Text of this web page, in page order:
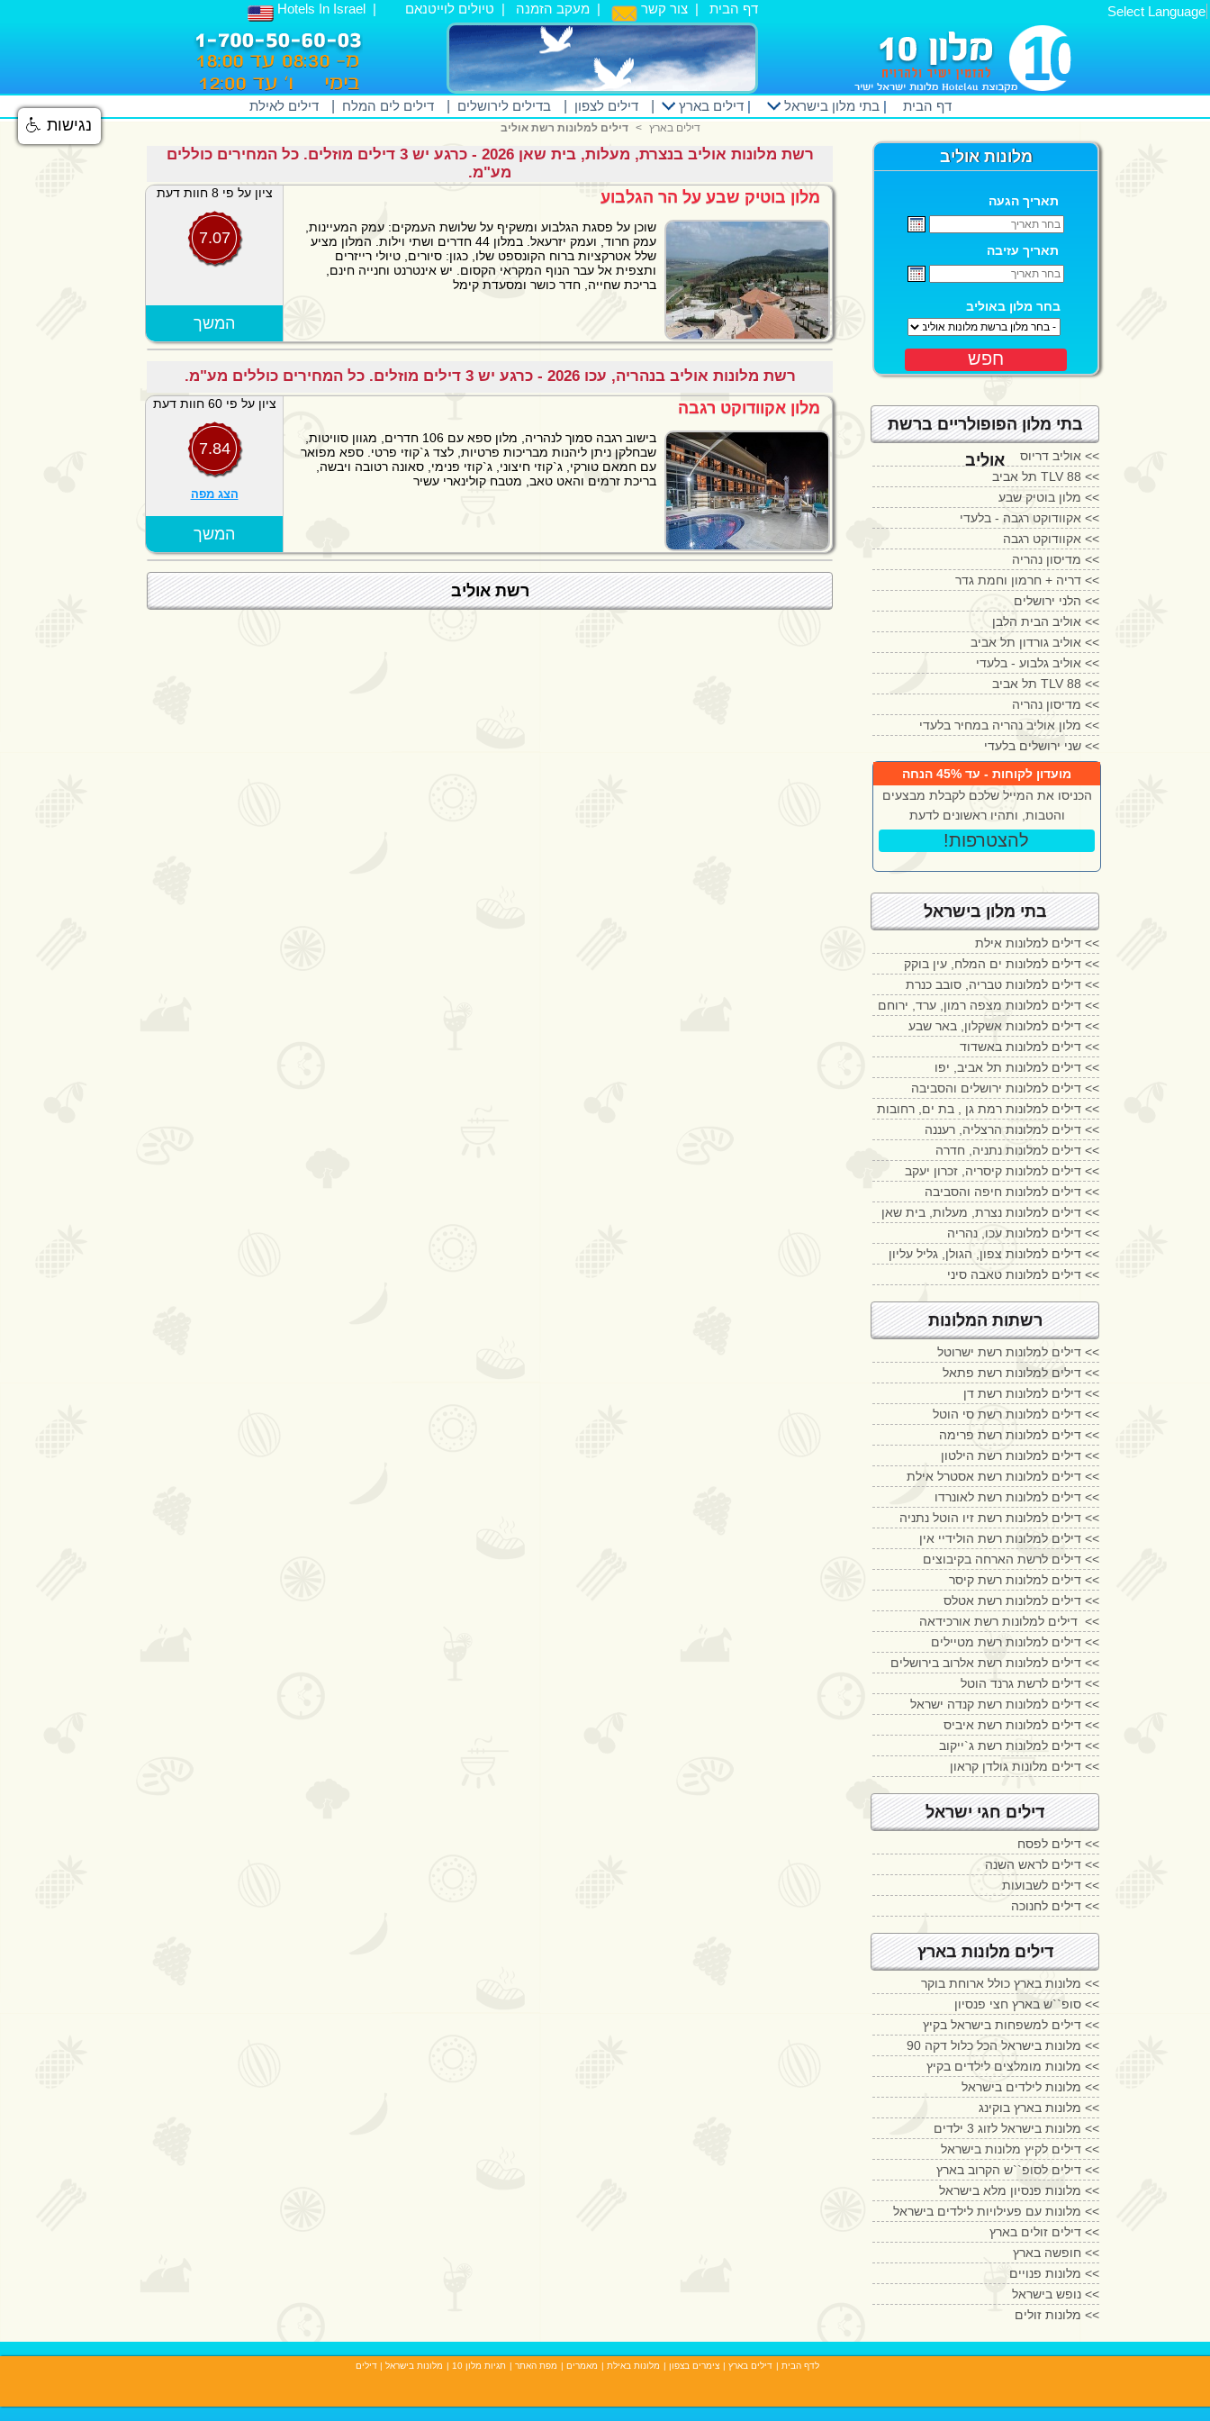
Hotels In Israel | טיולים לוייטנאם | מעקב הזמנה | צור קשר | דף הבית Select Language
דילים לאילת דילים לים המלח בדילים לירושלים דילים לצפון דילים בארץ | בתי מלון בישראל | דף הבית
דילים למלונות רשת אוליב < דילים בארץ
רשת מלונות אוליב בנצרת, מעלות, בית שאן 2026 - כרגע יש 3 דילים מוזלים. כל המחירים כוללים
מע"מ.
ציון על פי 8 חוות דעת
7.07
המשך
מלון בוטיק שבע על הר הגלבוע
שוכן על פסגת הגלבוע ומשקיף על שלושת העמקים: עמק המעיינות,
עמק חרוד, ועמק יזרעאל. במלון 44 חדרים ושתי וילות. המלון מציע
שלל אטרקציות ברוח הקונספט שלו, כגון: סיורים, טיולי רייזרים
ותצפית אל עבר הנוף המקראי הקסום. יש אינטרנט וחנייה חינם,
בריכת שחייה, חדר כושר ומסעדת קימל
רשת מלונות אוליב בנהריה, עכו 2026 - כרגע יש 3 דילים מוזלים. כל המחירים כוללים מע"מ.
ציון על פי 60 חוות דעת
7.84
הצג מפה
המשך
מלון אקוודוקט רגבה
בישוב רגבה סמוך לנהריה, מלון ספא עם 106 חדרים, מגוון סוויטות,
שבחלקן ניתן ליהנות מבריכות פרטיות, לצד ג`קוזי פרטי. ספא מפואר
עם חמאם טורקי, ג`קוזי חיצוני, ג`קוזי פנימי, סאונה רטובה ויבשה,
בריכת זרמים והאט טאב, מטבח קולינארי עשיר
רשת אוליב
מלונות אוליב
תאריך הגעה
תאריך עזיבה
בחר מלון באוליב
חפש
בתי מלון הפופולריים ברשת
אוליב
אוליב דריוס <<
TLV 88 תל אביב <<
מלון בוטיק שבע <<
אקוודוקט רגבה - בלעדי <<
אקוודוקט רגבה <<
מדיסון נהריה <<
דריה + חרמון וחמת גדר <<
הלני ירושלים <<
אוליב הבית הלבן <<
אוליב גורדון תל אביב <<
אוליב גלבוע - בלעדי <<
TLV 88 תל אביב <<
מדיסון נהריה <<
מלון אוליב נהריה במחיר בלעדי <<
שני ירושלים בלעדי <<
מועדון לקוחות - עד 45% הנחה
הכניסו את המייל שלכם לקבלת מבצעים
והטבות, ותהיו ראשונים לדעת
!להצטרפות
בתי מלון בישראל
דילים למלונות אילת <<
דילים למלונות ים המלח, עין בוקק <<
דילים למלונות טבריה, סובב כנרת <<
דילים למלונות מצפה רמון, ערד, ירוחם <<
דילים למלונות אשקלון, באר שבע <<
דילים למלונות באשדוד <<
דילים למלונות תל אביב, יפו <<
דילים למלונות ירושלים והסביבה <<
דילים למלונות רמת גן , בת ים, רחובות <<
דילים למלונות הרצליה, רעננה <<
דילים למלונות נתניה, חדרה <<
דילים למלונות קיסריה, זכרון יעקב <<
דילים למלונות חיפה והסביבה <<
דילים למלונות נצרת, מעלות, בית שאן <<
דילים למלונות עכו, נהריה <<
דילים למלונות צפון, הגולן, גליל עליון <<
דילים למלונות טאבה סיני <<
רשתות המלונות
דילים למלונות רשת ישרוטל <<
דילים למלונות רשת פתאל <<
דילים למלונות רשת דן <<
דילים למלונות רשת סי הוטל <<
דילים למלונות רשת פרימה <<
דילים למלונות רשת הילטון <<
דילים למלונות רשת אסטרל אילת <<
דילים למלונות רשת לאונרדו <<
דילים למלונות רשת זיו הוטל נתניה <<
דילים למלונות רשת הולידיי אין <<
דילים לרשת הארחה בקיבוצים <<
דילים למלונות רשת קיסר <<
דילים למלונות רשת אטלס <<
דילים למלונות רשת אורכידאה <<
דילים למלונות רשת מטיילים <<
דילים למלונות רשת אלרוב בירושלים <<
דילים לרשת גרנד הוטל <<
דילים למלונות רשת קנדה ישראל <<
דילים למלונות רשת איביס <<
דילים למלונות רשת ג`ייקוב <<
דילים מלונות גולדן קראון <<
דילים חגי ישראל
דילים לפסח <<
דילים לראש השנה <<
דילים לשבועות <<
דילים לחנוכה <<
דילים מלונות בארץ
מלונות בארץ כולל ארוחת בוקר <<
סופ``ש בארץ חצי פנסיון <<
דילים למשפחות בישראל בקיץ <<
מלונות בישראל הכל כלול דקה 90 <<
מלונות מומלצים לילדים בקיץ <<
מלונות לילדים בישראל <<
מלונות בארץ בוקינג <<
מלונות בישראל לזוג 3 ילדים <<
דילים לקיץ מלונות בישראל <<
דילים לסופ``ש הקרוב בארץ <<
מלונות פנסיון מלא בישראל <<
מלונות עם פעילויות לילדים בישראל <<
דילים זולים בארץ <<
חופשה בארץ <<
מלונות פנויים <<
נופש בישראל <<
מלונות זולים <<
לדף הבית | דילים בארץ | צימרים בצפון | מלונות באילת | מאמרים | מפת האתר | תגיות מלון 10 | מלונות בישראל | דילים
נגישות